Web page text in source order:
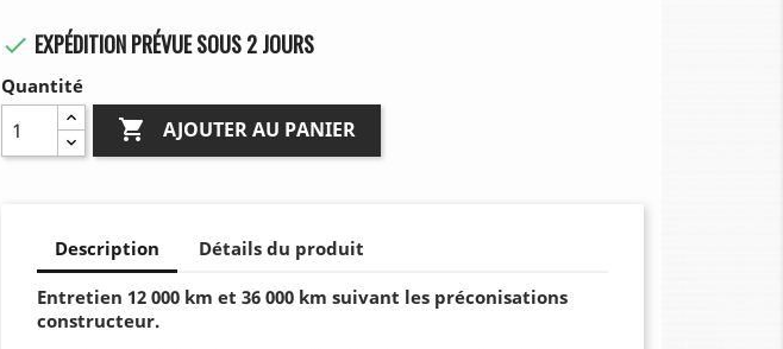
 EXPÉDITION PRÉVUE SOUS 2 JOURS
Quantité
 AJOUTER AU PANIER
Description Détails du produit
Entretien 12 000 km et 36 000 km suivant les préconisations
constructeur.